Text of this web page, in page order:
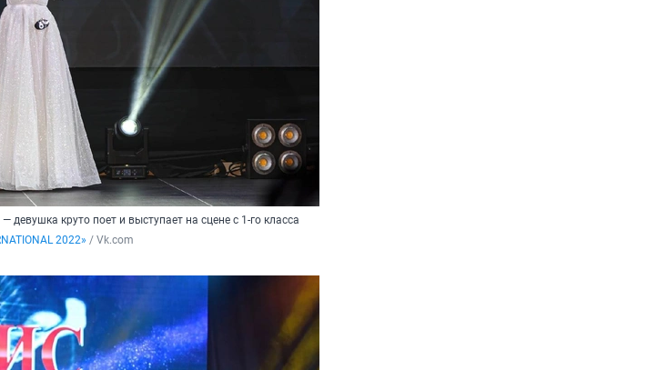
круто поет и выступает на сцене с 1-го класса
2022» / Vk.com